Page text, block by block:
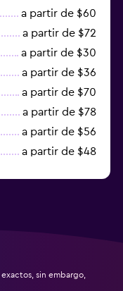
a partir de $60
a partir de $72
a partir de $30
a partir de $36
a partir de $70
a partir de $78
a partir de $56
a partir de $48
sin embargo,